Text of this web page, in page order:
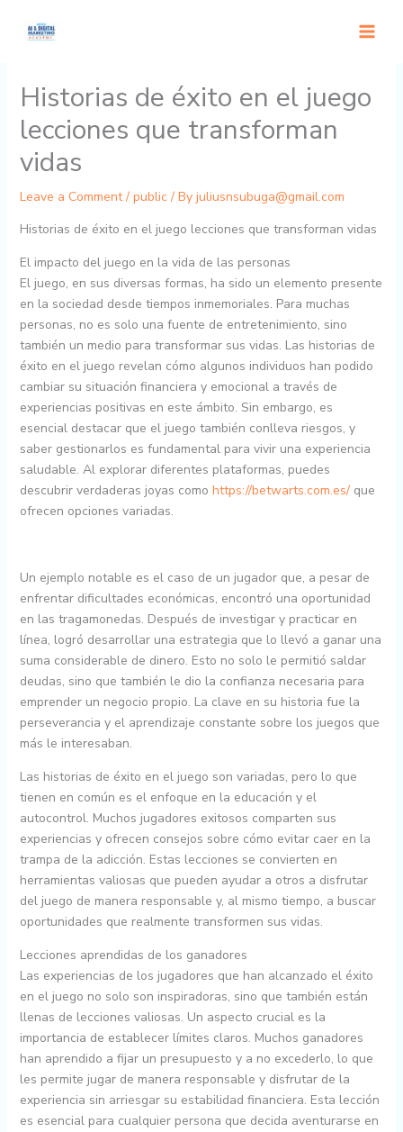
Historias de éxito en el juego
lecciones que transforman
vidas
Leave a Comment / public / By juliusnsubuga@gmail.com
Historias de éxito en el juego lecciones que transforman vidas
El impacto del juego en la vida de las personas
El juego, en sus diversas formas, ha sido un elemento presente
en la sociedad desde tiempos inmemoriales. Para muchas
personas, no es solo una fuente de entretenimiento, sino
también un medio para transformar sus vidas. Las historias de
éxito en el juego revelan cómo algunos individuos han podido
cambiar su situación financiera y emocional a través de
experiencias positivas en este ámbito. Sin embargo, es
esencial destacar que el juego también conlleva riesgos, y
saber gestionarlos es fundamental para vivir una experiencia
saludable. Al explorar diferentes plataformas, puedes
descubrir verdaderas joyas como https://betwarts.com.es/que
ofrecen opciones variadas.
Un ejemplo notable es el caso de un jugador que, a pesar de
enfrentar dificultades económicas, encontró una oportunidad
en las tragamonedas. Después de investigar y practicar en
línea, logró desarrollar una estrategia que lo llevó a ganar una
suma considerable de dinero. Esto no solo le permitió saldar
deudas, sino que también le dio la confianza necesaria para
emprender un negocio propio. La clave en su historia fue la
perseverancia y el aprendizaje constante sobre los juegos que
más le interesaban.
Las historias de éxito en el juego son variadas, pero lo que
tienen en común es el enfoque en la educación y el
autocontrol. Muchos jugadores exitosos comparten sus
experiencias y ofrecen consejos sobre cómo evitar caer en la
trampa de la adicción. Estas lecciones se convierten en
herramientas valiosas que pueden ayudar a otros a disfrutar
del juego de manera responsable y, al mismo tiempo, a buscar
oportunidades que realmente transformen sus vidas.
Lecciones aprendidas de los ganadores
Las experiencias de los jugadores que han alcanzado el éxito
en el juego no solo son inspiradoras, sino que también están
llenas de lecciones valiosas. Un aspecto crucial es la
importancia de establecer límites claros. Muchos ganadores
han aprendido a fijar un presupuesto y a no excederlo, lo que
les permite jugar de manera responsable y disfrutar de la
experiencia sin arriesgar su estabilidad financiera. Esta lección
es esencial para cualquier persona que decida aventurarse en